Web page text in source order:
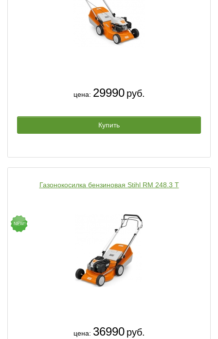
цена: 29990 руб.
Купить
Газонокосилка бензиновая Stihl RM 248.3 T
NEW!
цена: 36990 руб.